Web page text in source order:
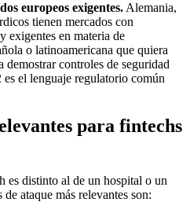
europeos exigentes. Alemania,
tienen mercados con
exigentes en materia de
o latinoamericana que quiera
demostrar controles de seguridad
el lenguaje regulatorio común
para fintechs
es distinto al de un hospital o un
ataque más relevantes son: